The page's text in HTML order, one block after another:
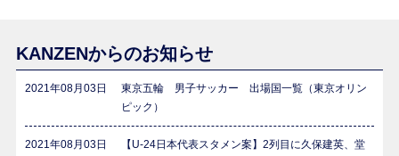
KANZENからのお知らせ
2021年08月03日
東京五輪 男子サッカー 出場国一覧（東京オリン
ピック）
2021年08月03日
【U-24日本代表スタメン案】2列目に久保建英、堂